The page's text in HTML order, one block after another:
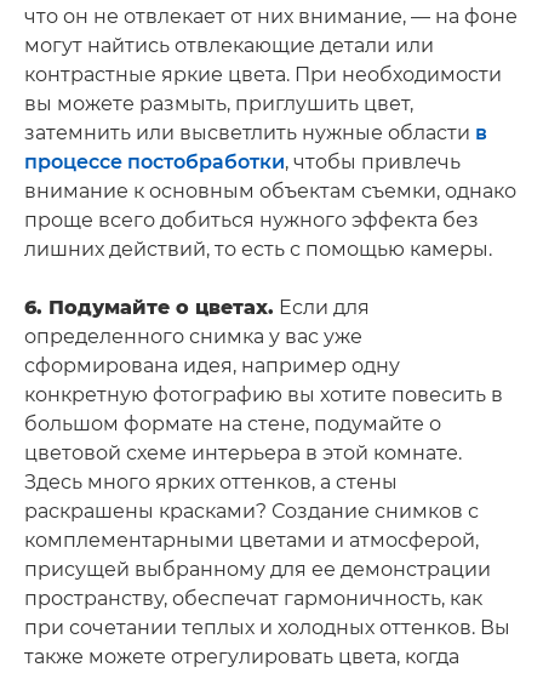
что он не отвлекает от них внимание, — на фоне
могут найтись отвлекающие детали или
контрастные яркие цвета. При необходимости
вы можете размыть, приглушить цвет,
затемнить или высветлить нужные области в
процессе постобработки, чтобы привлечь
внимание к основным объектам съемки, однако
проще всего добиться нужного эффекта без
лишних действий, то есть с помощью камеры.
6. Подумайте о цветах. Если для
определенного снимка у вас уже
сформирована идея, например одну
конкретную фотографию вы хотите повесить в
большом формате на стене, подумайте о
цветовой схеме интерьера в этой комнате.
Здесь много ярких оттенков, а стены
раскрашены красками? Создание снимков с
комплементарными цветами и атмосферой,
присущей выбранному для ее демонстрации
пространству, обеспечат гармоничность, как
при сочетании теплых и холодных оттенков. Вы
также можете отрегулировать цвета, когда